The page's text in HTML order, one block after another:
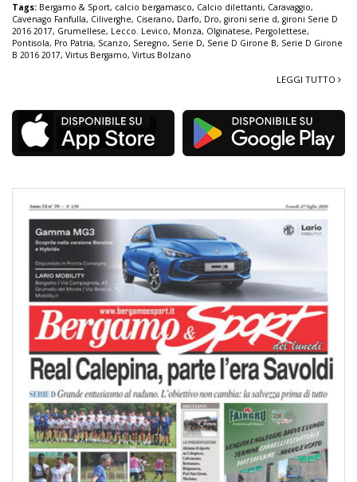
Tags: Bergamo & Sport, calcio bergamasco, Calcio dilettanti, Caravaggio,
Cavenago Fanfulla, Ciliverghe, Ciserano, Darfo, Dro, gironi serie d, gironi Serie D
2016 2017, Grumellese, Lecco. Levico, Monza, Olginatese, Pergolettese,
Pontisola, Pro Patria, Scanzo, Seregno, Serie D, Serie D Girone B, Serie D Girone
B 2016 2017, Virtus Bergamo, Virtus Bolzano
LEGGI TUTTO